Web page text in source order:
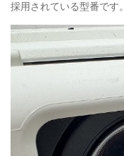
採用されている型番です。